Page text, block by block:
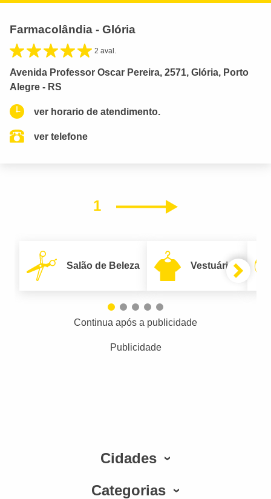
Farmacolândia - Glória
2 aval.
Avenida Professor Oscar Pereira, 2571, Glória, Porto
Alegre - RS
ver horario de atendimento.
ver telefone
1 Próximo
Salão de Beleza Vestuário
Continua após a publicidade
Publicidade
Cidades
Categorias